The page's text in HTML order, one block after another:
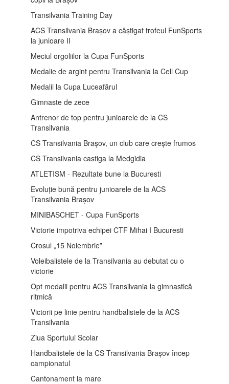
Transilvania Training Day
ACS Transilvania Brașov a câștigat trofeul FunSports
la junioare II
Meciul orgoliilor la Cupa FunSports
Medalie de argint pentru Transilvania la Cell Cup
Medalii la Cupa Luceafărul
Gimnaste de zece
Antrenor de top pentru junioarele de la CS
Transilvania
CS Transilvania Brașov, un club care crește frumos
CS Transilvania castiga la Medgidia
ATLETISM - Rezultate bune la Bucuresti
Evoluție bună pentru junioarele de la ACS
Transilvania Brașov
MINIBASCHET - Cupa FunSports
Victorie impotriva echipei CTF Mihai I Bucuresti
Crosul „15 Noiembrie”
Voleibalistele de la Transilvania au debutat cu o
victorie
Opt medalii pentru ACS Transilvania la gimnastică
ritmică
Victorii pe linie pentru handbalistele de la ACS
Transilvania
Ziua Sportului Scolar
Handbalistele de la CS Transilvania Brașov încep
campionatul
Cantonament la mare